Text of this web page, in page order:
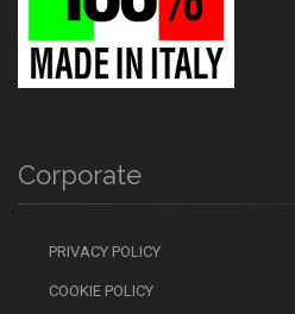
Corporate
PRIVACY POLICY
COOKIE POLICY